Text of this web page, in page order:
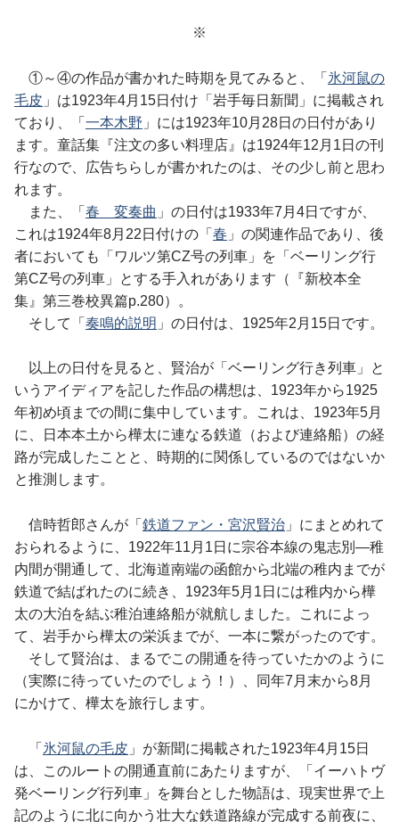
※
①～④の作品が書かれた時期を見てみると、「 氷河鼠の
毛皮 」は1923年4月15日付け「岩手毎日新聞」に掲載され
ており、「 一本木野 」には1923年10月28日の日付があり
ます。童話集『注文の多い料理店』は1924年12月1日の刊
行なので、広告ちらしが書かれたのは、その少し前と思わ
れます。
また、「 春 変奏曲 」の日付は1933年7月4日ですが、
これは1924年8月22日付けの「 春 」の関連作品であり、後
者においても「ワルツ第CZ号の列車」を「ベーリング行
第CZ号の列車」とする手入れがあります（『新校本全
集』第三巻校異篇p.280）。
そして「 奏鳴的説明 」の日付は、1925年2月15日です。
以上の日付を見ると、賢治が「ベーリング行き列車」と
いうアイディアを記した作品の構想は、1923年から1925
年初め頃までの間に集中しています。これは、1923年5月
に、日本本土から樺太に連なる鉄道（および連絡船）の経
路が完成したことと、時期的に関係しているのではないか
と推測します。
信時哲郎さんが「 鉄道ファン・宮沢賢治 」にまとめれて
おられるように、1922年11月1日に宗谷本線の鬼志別―稚
内間が開通して、北海道南端の函館から北端の稚内までが
鉄道で結ばれたのに続き、1923年5月1日には稚内から樺
太の大泊を結ぶ稚泊連絡船が就航しました。これによっ
て、岩手から樺太の栄浜までが、一本に繋がったのです。
そして賢治は、まるでこの開通を待っていたかのように
（実際に待っていたのでしょう！）、同年7月末から8月
にかけて、樺太を旅行します。
「 氷河鼠の毛皮 」が新聞に掲載された1923年4月15日
は、このルートの開通直前にあたりますが、「イーハトヴ
発ベーリング行列車」を舞台とした物語は、現実世界で上
記のように北に向かう壮大な鉄道路線が完成する前夜に、